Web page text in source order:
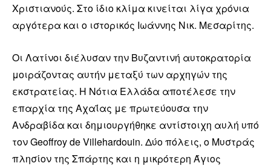
Χριστιανούς. Στο ίδιο κλίμα κινείται λίγα χρόνια
αργότερα και ο ιστορικός Ιωάννης Νικ. Μεσαρίτης.
Οι Λατίνοι διέλυσαν την Βυζαντινή αυτοκρατορία
μοιράζοντας αυτήν μεταξύ των αρχηγών της
εκστρατείας. Η Νότια Ελλάδα αποτέλεσε την
επαρχία της Αχαΐας με πρωτεύουσα την
Ανδραβίδα και δημιουργήθηκε αντίστοιχη αυλή υπό
τον Geoffroy de Villehardouin. Δύο πόλεις, ο Μυστράς
πλησίον της Σπάρτης και η μικρότερη Άγιος